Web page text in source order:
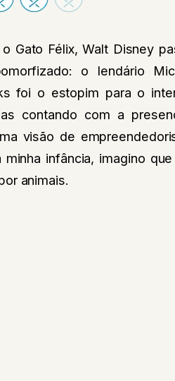
Gato Félix, Walt Disney
o lendário
foi o estopim para o
contando com a
visão de
infância, imagino
animais.